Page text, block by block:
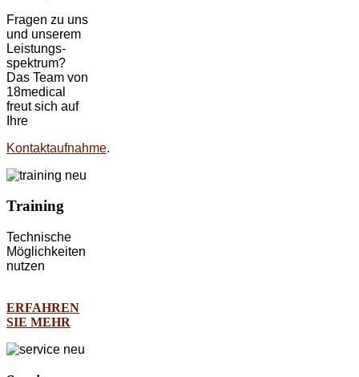
Fragen zu uns
und unserem
Leistungs-
spektrum?
Das Team von
18medical
freut sich auf
Ihre
Kontaktaufnahme.
Training
Technische
Möglichkeiten
nutzen
ERFAHREN
SIE MEHR